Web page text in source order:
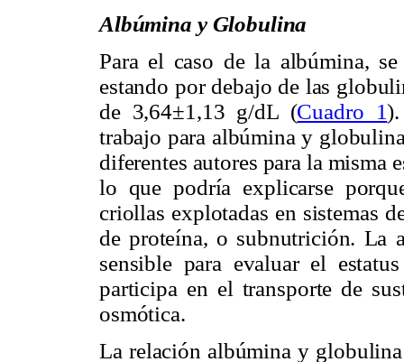
Albúmina y Globulina
Para el caso de la albúmina,
estando por debajo de las
de 3,64±1,13 g/dL (Cuadro 1
trabajo para albúmina y
diferentes autores para la misma
lo que podría explicarse
criollas explotadas en sistemas
de proteína, o subnutrición. La
sensible para evaluar el
participa en el transporte de
osmótica.
La relación albúmina y